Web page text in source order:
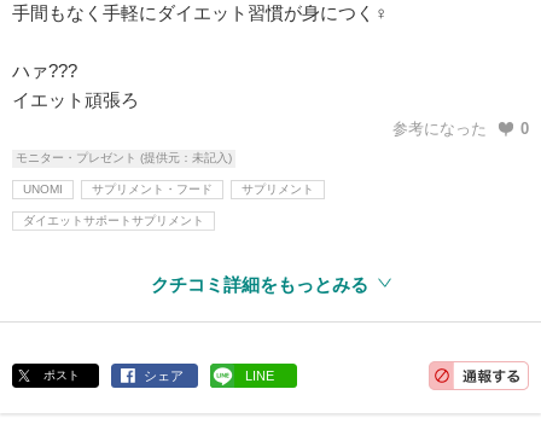
手間もなく手軽にダイエット習慣が身につく♀
ハァ???
イエット頑張ろ
参考になった 0
モニター・プレゼント (提供元：未記入)
UNOMI サプリメント・フード サプリメント
ダイエットサポートサプリメント
クチコミ詳細をもっとみる
ポスト シェア LINE